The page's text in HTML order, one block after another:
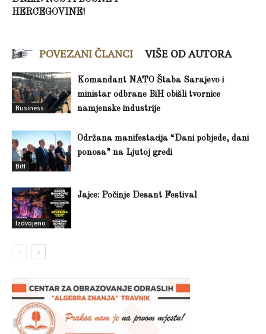
HERCEGOVINE!
POVEZANI ČLANCI VIŠE OD AUTORA
Business
Komandant NATO Štaba Sarajevo i
ministar odbrane BiH obišli tvornice
namjenske industrije
BiH
Održana manifestacija “Dani pobjede, dani
ponosa” na Ljutoj gredi
Izdvojeno
Jajce: Počinje Desant Festival